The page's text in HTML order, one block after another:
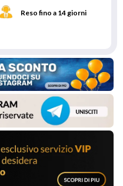
Reso fino a 14 giorni